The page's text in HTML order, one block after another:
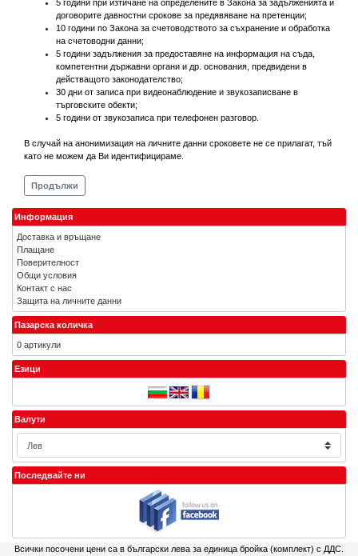
5 години при изтичане на определените в Закона за задълженията и
договорите давностни срокове за предявяване на претенции;
10 години по Закона за счетоводството за съхранение и обработка
на счетоводни данни;
5 години задължения за предоставяне на информация на съда,
компетентни държавни органи и др. основания, предвидени в
действащото законодателство;
30 дни от записа при видеонаблюдение и звукозаписване в
търговските обекти;
5 години от звукозаписа при телефонен разговор.
В случай на анонимизация на личните данни сроковете не се прилагат, тъй
като не можем да Ви идентифицираме.
Продължи
Информация
Доставка и връщане
Плащане
Поверителност
Общи условия
Контакт с нас
Защита на личните данни
Пазарска количка
0 артикули
Езици
Валути
Последвайте ни
Всички посочени цени са в български лева за единица бройка (комплект) с ДДС.